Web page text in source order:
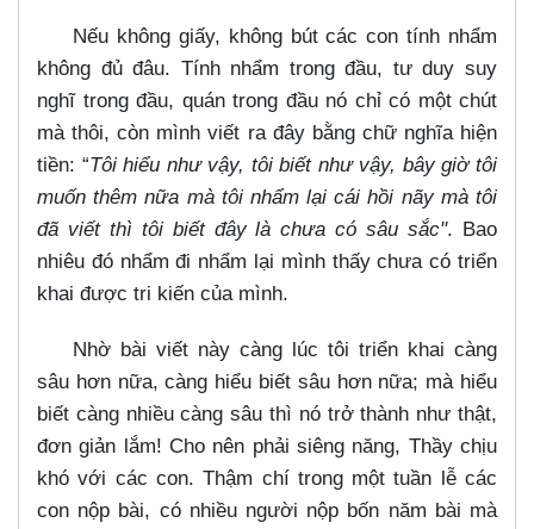
Nếu không giấy, không bút các con tính nhẩm
không đủ đâu. Tính nhẩm trong đầu, tư duy suy
nghĩ trong đầu, quán trong đầu nó chỉ có một chút
mà thôi, còn mình viết ra đây bằng chữ nghĩa hiện
tiền: “Tôi hiểu như vậy, tôi biết như vậy, bây giờ tôi
muốn thêm nữa mà tôi nhẩm lại cái hồi nãy mà tôi
đã viết thì tôi biết đây là chưa có sâu sắc". Bao
nhiêu đó nhẩm đi nhẩm lại mình thấy chưa có triển
khai được tri kiến của mình.
Nhờ bài viết này càng lúc tôi triển khai càng
sâu hơn nữa, càng hiểu biết sâu hơn nữa; mà hiểu
biết càng nhiều càng sâu thì nó trở thành như thật,
đơn giản lắm! Cho nên phải siêng năng, Thầy chịu
khó với các con. Thậm chí trong một tuần lễ các
con nộp bài, có nhiều người nộp bốn năm bài mà